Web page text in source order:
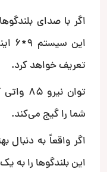
اگر با صدای
تعریف خواهد کرد.
توان
شما را گیج می‌کند.
اگر واقعاً به
این بلندگوها را به یک